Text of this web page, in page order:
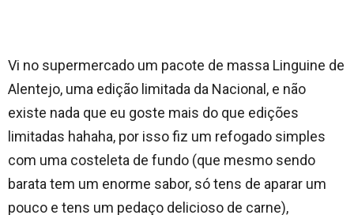
Vi no supermercado um pacote de massa Linguine de
Alentejo, uma edição limitada da Nacional, e não
existe nada que eu goste mais do que edições
limitadas hahaha, por isso fiz um refogado simples
com uma costeleta de fundo (que mesmo sendo
barata tem um enorme sabor, só tens de aparar um
pouco e tens um pedaço delicioso de carne),